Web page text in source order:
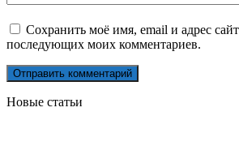
Сохранить моё имя, email и адрес
последующих моих комментариев.
Новые статьи